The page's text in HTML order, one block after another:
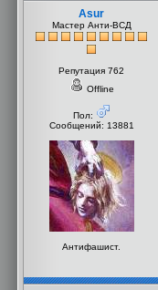
Asur
Мастер Анти-ВСД
Репутация 762
Offline
Пол:
Сообщений: 13881
Антифашист.